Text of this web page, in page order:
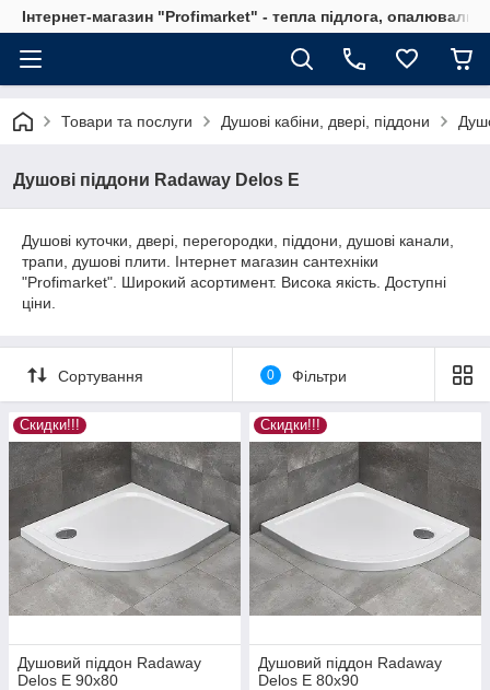
Інтернет-магазин "Profimarket" - тепла підлога,
Товари та послуги Душові кабіни, двері, піддони
Душові піддони Radaway Delos E
Душові куточки, двері, перегородки, піддони, душові канали,
трапи, душові плити. Інтернет магазин сантехніки
"Profimarket". Широкий асортимент. Висока якість. Доступні
ціни.
Сортування 0 Фільтри
Скидки!!!
Душовий піддон Radaway
Delos E 90x80
Скидки!!!
Душовий піддон Radaway
Delos E 80x90